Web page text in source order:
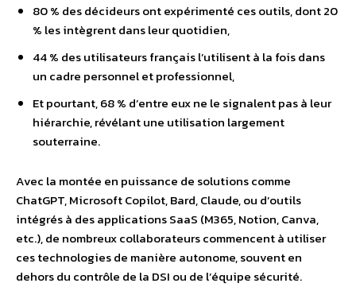
80 % des décideurs ont expérimenté ces outils, dont 20
% les intègrent dans leur quotidien,
44 % des utilisateurs français l’utilisent à la fois dans
un cadre personnel et professionnel,
Et pourtant, 68 % d’entre eux ne le signalent pas à leur
hiérarchie, révélant une utilisation largement
souterraine.
Avec la montée en puissance de solutions comme
ChatGPT, Microsoft Copilot, Bard, Claude, ou d’outils
intégrés à des applications SaaS (M365, Notion, Canva,
etc.), de nombreux collaborateurs commencent à utiliser
ces technologies de manière autonome, souvent en
dehors du contrôle de la DSI ou de l’équipe sécurité.